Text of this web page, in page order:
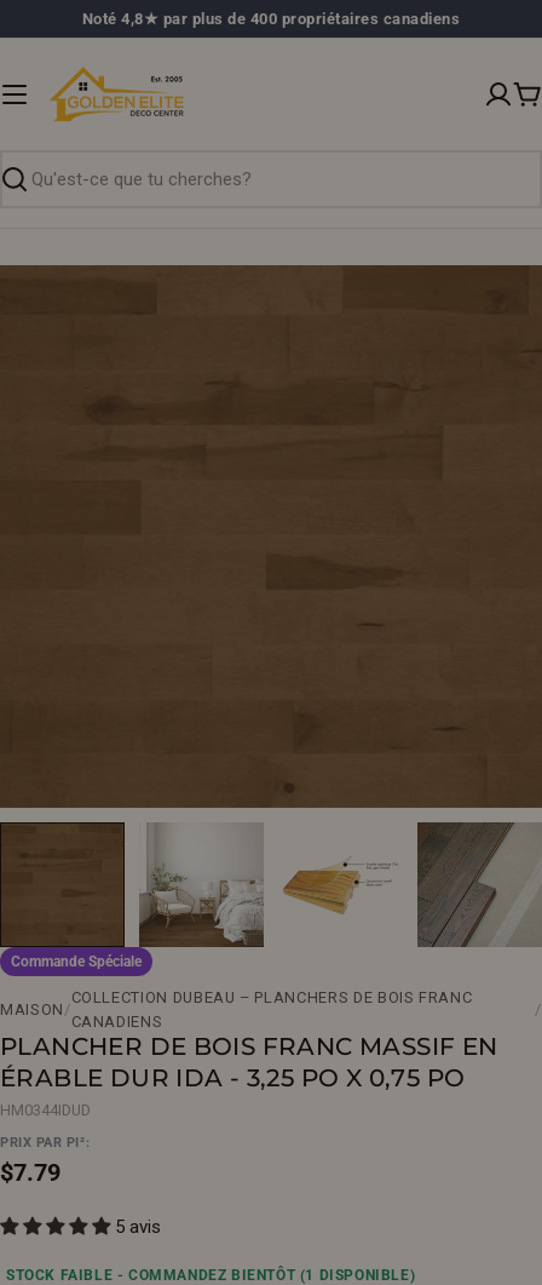
au
Noté 4,8★ par plus de 400 propriétaires canadiens
Recherche
Commande Spéciale
MAISON /
COLLECTION DUBEAU – PLANCHERS DE BOIS FRANC
CANADIENS
/
PLANCHER DE BOIS FRANC MASSIF EN
ÉRABLE DUR IDA - 3,25 PO X 0,75 PO
HM0344IDUD
PRIX PAR PI²:
Prix
régulier
$7.79
5 avis
STOCK FAIBLE - COMMANDEZ BIENTÔT(1 DISPONIBLE)